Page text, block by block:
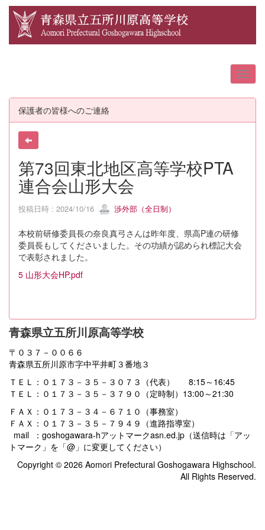
保護者の皆様へのご連絡
第73回東北地区高等学校PTA
連合会山形大会
投稿日時 : 2024/10/16 渉外部（全日制）
本校前研修委員長の奈良真弓さんは昨年度、県高P連の研修
委員長もしてくださいました。その功績が認められ標記大会
で表彰されました。
5 山形大会HP.pdf
青森県立五所川原高等学校
〒０３７－００６６
青森県五所川原市字中平井町３番地３
ＴＥＬ：０１７３－３５－３０７３（代表） 8:15～16:45
ＴＥＬ：０１７３－３５－３７９０（定時制）13:00～21:30
ＦＡＸ：０１７３－３４－６７１０（事務室）
ＦＡＸ：０１７３－３５－７９４９（進路指導室）
mail ：goshogawara-hアットマークasn.ed.jp（送信時は「アッ
トマーク」を「@」に変更してください）
Copyright © 2026 Aomori Prefectural Goshogawara Highschool.
All Rights Reserved.